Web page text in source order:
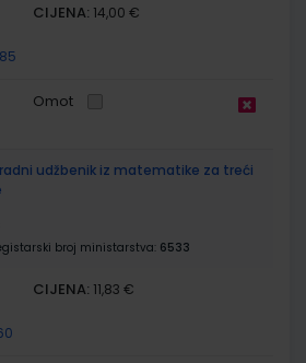
CIJENA: 14,00 €
Omot
radni udžbenik iz matematike za treći
broj ministarstva: 6533
CIJENA: 11,83 €